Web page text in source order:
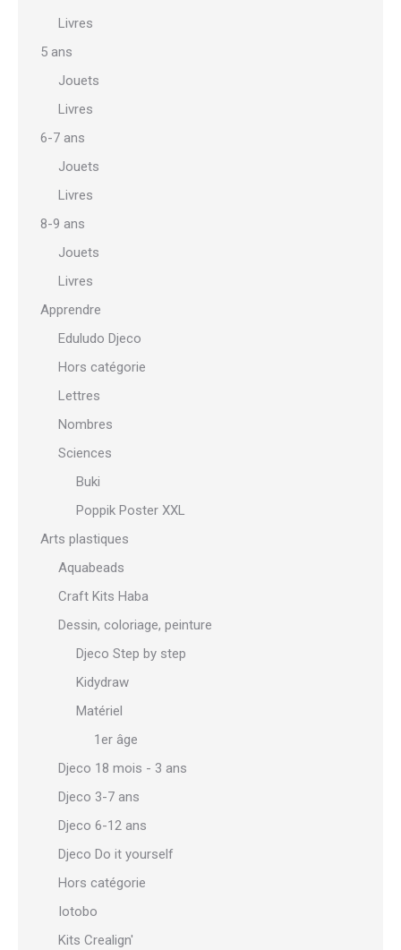
Livres
5 ans
Jouets
Livres
6-7 ans
Jouets
Livres
8-9 ans
Jouets
Livres
Apprendre
Eduludo Djeco
Hors catégorie
Lettres
Nombres
Sciences
Buki
Poppik Poster XXL
Arts plastiques
Aquabeads
Craft Kits Haba
Dessin, coloriage, peinture
Djeco Step by step
Kidydraw
Matériel
1er âge
Djeco 18 mois - 3 ans
Djeco 3-7 ans
Djeco 6-12 ans
Djeco Do it yourself
Hors catégorie
Iotobo
Kits Crealign'